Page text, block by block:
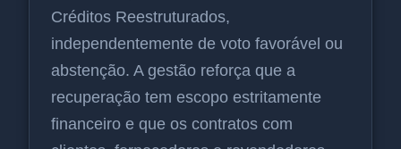
Créditos Reestruturados,
independentemente de voto favorável ou
abstenção. A gestão reforça que a
recuperação tem escopo estritamente
financeiro e que os contratos com